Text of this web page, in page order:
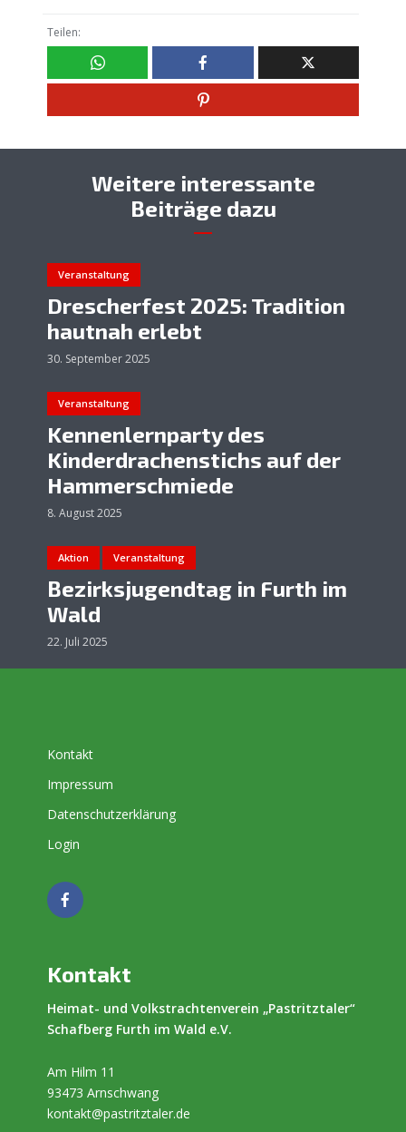
Teilen:
Weitere interessante
Beiträge dazu
Veranstaltung
Drescherfest 2025: Tradition
hautnah erlebt
30. September 2025
Veranstaltung
Kennenlernparty des
Kinderdrachenstichs auf der
Hammerschmiede
8. August 2025
Aktion Veranstaltung
Bezirksjugendtag in Furth im
Wald
22. Juli 2025
Kontakt
Impressum
Datenschutzerklärung
Login
Kontakt
Heimat- und Volkstrachtenverein „Pastritztaler“
Schafberg Furth im Wald e.V.
Am Hilm 11
93473 Arnschwang
kontakt@pastritztaler.de